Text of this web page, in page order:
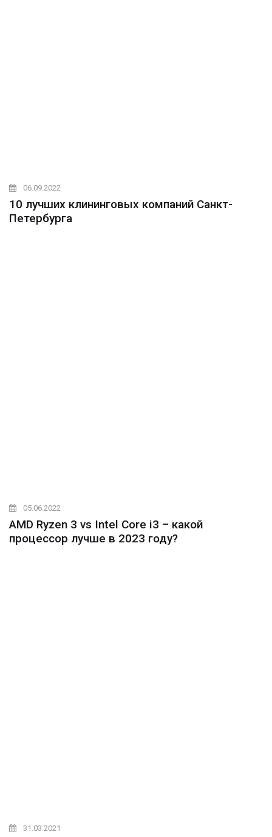
06.09.2022
10 лучших клининговых компаний Санкт-
Петербурга
05.06.2022
AMD Ryzen 3 vs Intel Core i3 – какой
процессор лучше в 2023 году?
31.03.2021